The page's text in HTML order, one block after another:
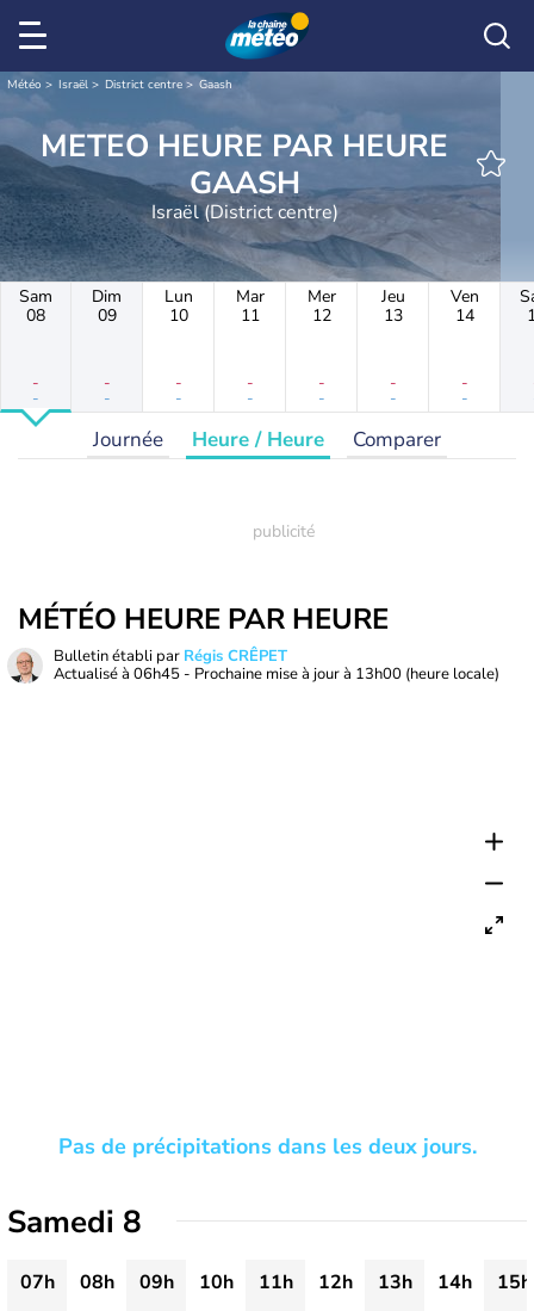
Météo Israël District centre Gaash
METEO HEURE PAR HEURE
GAASH
Israël (District centre)
Sam
08
-
-
Dim
09
-
-
Lun
10
-
-
Mar
11
-
-
Mer
12
-
-
Jeu
13
-
-
Ven
14
-
-
Journée Heure / Heure Comparer
MÉTÉO HEURE PAR HEURE
Bulletin établi par Régis CRÊPET
Actualisé à 06h45 - Prochaine mise à jour à 13h00 (heure locale)
Pas de précipitations dans les deux jours.
Samedi 8
07h 08h 09h 10h 11h 12h 13h 14h
15h